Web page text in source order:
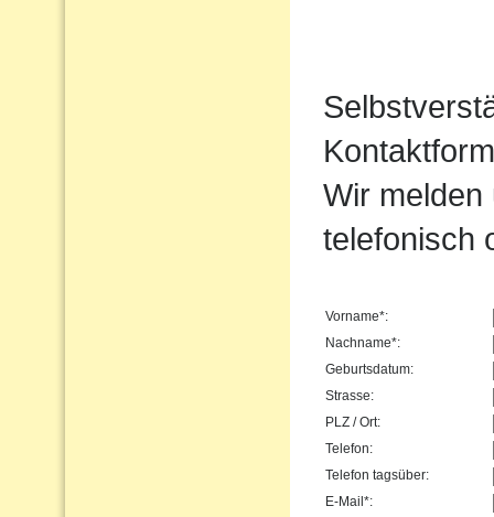
Wir
telefonisch
Vorname*:
Nachname*:
Geburtsdatum:
Strasse:
PLZ / Ort:
Telefon:
Telefon tagsüber:
E-Mail*: